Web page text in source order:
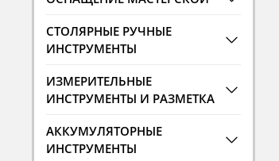
СТОЛЯРНЫЕ РУЧНЫЕ
ИНСТРУМЕНТЫ
ИЗМЕРИТЕЛЬНЫЕ
ИНСТРУМЕНТЫ И РАЗМЕТКА
АККУМУЛЯТОРНЫЕ
ИНСТРУМЕНТЫ